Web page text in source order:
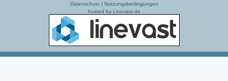
Datenschutz| Nutzungsbedingungen
hosted by Linevast.de